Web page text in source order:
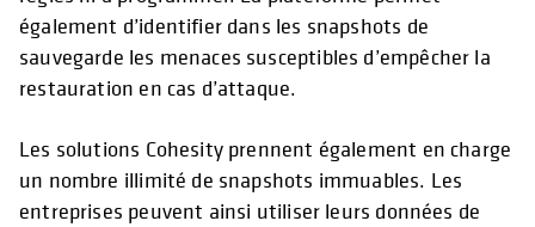
également d’identifier dans les snapshots de
sauvegarde les menaces susceptibles d’empêcher la
restauration en cas d’attaque.
Les solutions Cohesity prennent également en charge
un nombre illimité de snapshots immuables. Les
entreprises peuvent ainsi utiliser leurs données de